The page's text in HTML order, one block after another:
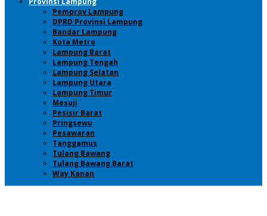
Pemprov Lampung
DPRD Provinsi Lampung
Bandar Lampung
Kota Metro
Lampung Barat
Lampung Tengah
Lampung Selatan
Lampung Utara
Lampung Timur
Mesuji
Pesisir Barat
Pringsewu
Pesawaran
Tanggamus
Tulang Bawang
Tulang Bawang Barat
Way Kanan